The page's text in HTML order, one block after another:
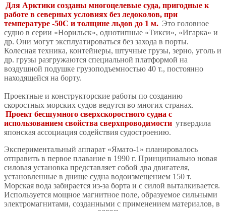
Для Арктики созданы многоцелевые суда, пригодные к
работе в северных условиях без ледоколов, при
температуре -50С и толщине льдов до 1 м. Это головное
судно в серии «Норильск», однотипные «Тикси», «Игарка» и
др. Они могут эксплуатироваться без захода в порты.
Колесная техника, контейнеры, штучные грузы, зерно, уголь и
др. грузы разгружаются специальной платформой на
воздушной подушке грузоподъемностью 40 т., постоянно
находящейся на борту.
Проектные и конструкторские работы по созданию
скоростных морских судов ведутся во многих странах.
Проект бесшумного сверхскоростного судна с
использованием свойства сверхпроводимости утвердила
японская ассоциация содействия судостроению.
Экспериментальный аппарат «Ямато-1» планировалось
отправить в первое плавание в 1990 г. Принципиально новая
силовая установка представляет собой два двигателя,
установленные в днище судна водоизмещением 150 т.
Морская вода забирается из-за борта и с силой выталкивается.
Используется мощное магнитное поле, образуемое сильными
электромагнитами, созданными с применением материалов, в